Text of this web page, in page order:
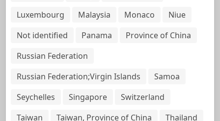
Luxembourg
Malaysia Monaco
Niue
Not identified
Panama
Province of China
Russian Federation
Russian Federation;Virgin Islands
Samoa
Seychelles
Singapore
Switzerland
Taiwan
Taiwan, Province of China
Thailand